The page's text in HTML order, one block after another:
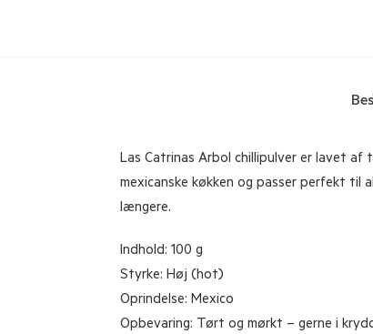
Las Catrinas Arbol chillipulver er lavet
mexicanske køkken og passer perfekt til
længere.
Indhold: 100 g
Styrke: Høj (hot)
Oprindelse: Mexico
Opbevaring: Tørt og mørkt – gerne i